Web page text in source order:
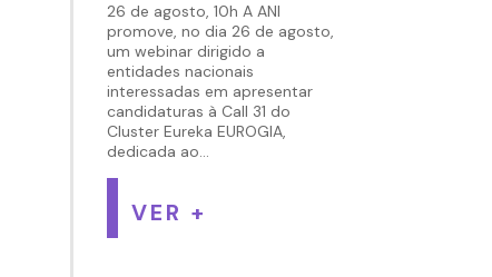
26 de agosto, 10h A ANI
promove, no dia 26 de agosto,
um webinar dirigido a
entidades nacionais
interessadas em apresentar
candidaturas à Call 31 do
Cluster Eureka EUROGIA,
dedicada ao...
VER +